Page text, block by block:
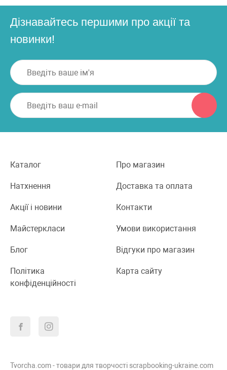
Дізнавайтесь першими про акції та
новинки!
Каталог Про магазин
Натхнення Доставка та оплата
Акції і новини Контакти
Майстеркласи Умови використання
Блог Відгуки про магазин
Політика
конфіденційності
Карта сайту
Tvorcha.com - товари для творчості scrapbooking-ukraine.com